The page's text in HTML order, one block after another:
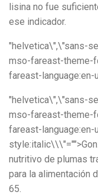
lisina no fue
ese indicador.
"helvetica\",\"sans-
mso-fareast-theme-
fareast-
"helvetica\",\"sans-
mso-fareast-theme-
fareast-
nutritivo de plumas
para la alimentación
65.